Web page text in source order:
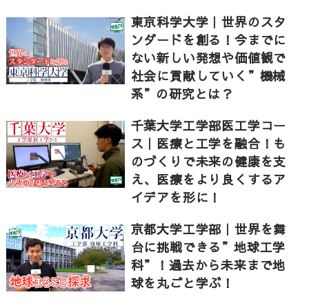
いる、データサイエンス分野の授業。文理融合AI･デー
タサイエンスセンター長の伊藤貴之教授によると、社
会や科学の様々な現象をデータに基づいて分析して、
問題解決に繋げる学問だということ。男女活躍や女性
の活躍といった視点からも、女子大学がそれをリード
析するためには、法律や哲学、心理など、色々な分野
が必要になります。そのために文理融合で学ことは重
要であり、文系の学生でも興味が持てる題材で授業が
行われているそうです。学生にお話を聞いてみると、
データサイエンスについて、「習う」と「慣れる」が
両方することができるとのこと。データサイエンスを
学ぶことで色々な視点を持って考えられるようにな
り、自身の研究にも生きているそうです。
グローバルで活躍するために必要なスキルを、お茶大
東京科学大学｜世界のスタ
ンダードを創る！今までに
ない新しい発想や価値観で
社会に貢献していく”機械
系”の研究とは？
千葉大学工学部医工学コー
ス｜医療と工学を融合！も
のづくりで未来の健康を支
え、医療をより良くするア
イデアを形に！
京都大学工学部｜世界を舞
台に挑戦できる”地球工学
科”！過去から未来まで地
球を丸ごと学ぶ！